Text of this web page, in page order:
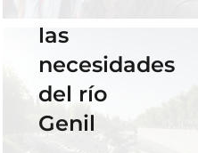
las
necesidades
del río
Genil
concurso
del
Instituto
Cervantes
de Praga